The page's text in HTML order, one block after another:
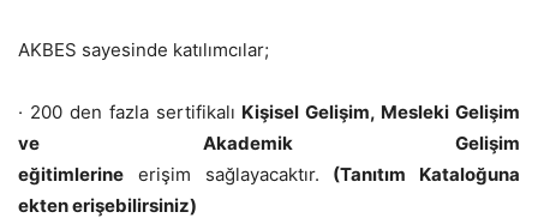
AKBES sayesinde katılımcılar;
· 200 den fazla sertifikalı Kişisel Gelişim, Mesleki Gelişim
ve Akademik Gelişim
eğitimlerine erişim sağlayacaktır. (Tanıtım Kataloğuna
ekten erişebilirsiniz)